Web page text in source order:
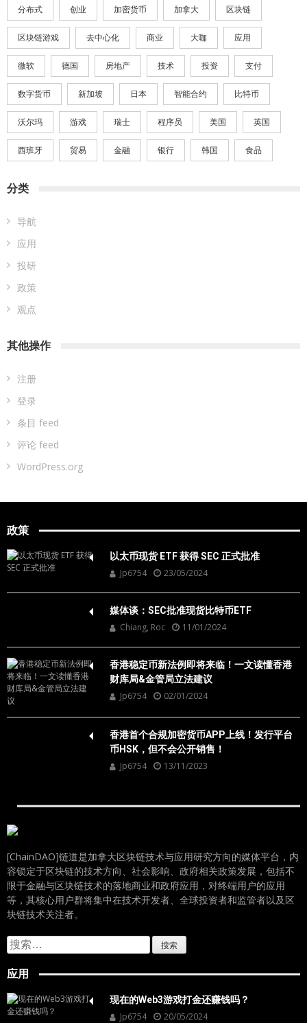
分布式 创业 加密货币 加拿大 区块链
区块链游戏 去中心化 商业 大咖 应用
微软 德国 房地产 技术 投资 支付
数字货币 新加坡 日本 智能合约 比特币
沃尔玛 游戏 瑞士 程序员 美国 英国
西班牙 贸易 金融 银行 韩国 食品
分类
导航
应用
投研
政策
观点
其他操作
注册
登录
条目 feed
评论 feed
WordPress.org
政策
以太币现货 ETF 获得 SEC 正式批准
Jp6754 23/05/2024
媒体谈：SEC批准现货比特币ETF
Chiang, Roc 11/01/2024
香港稳定币新法例即将来临！一文读懂香港
财库局&金管局立法建议
Jp6754 02/01/2024
香港首个合规加密货币APP上线！发行平台
币HSK，但不会公开销售！
Jp6754 13/11/2023
[ChainDAO]链道是加拿大区块链技术与应用研究方向的媒体平台，内
容锁定于区块链的技术方向、社会影响、政府相关政策发展，包括不
限于金融与区块链技术的落地商业和政府应用，对终端用户的应用
等，其核心用户群将集中在技术开发者、全球投资者和监管者以及区
块链技术关注者。
搜
索：
应用
现在的Web3游戏打金还赚钱吗？
Jp6754 20/05/2024